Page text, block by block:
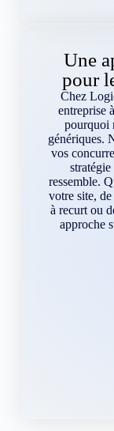
Une
pour
Chez
entreprise
pourquoi
génériques.
vos
ressemble.
votre site,
à recurt ou
approche